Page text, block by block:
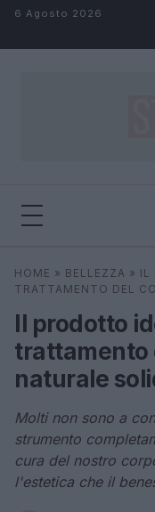
Salta al contenuto
6 Agosto 2026
Cerca
HOME » BELLEZZA » IL
TRATTAMENTO DEL
Il prodotto
trattamento
naturale
Molti non sono a
strumento
cura del nostro
l'estetica che il